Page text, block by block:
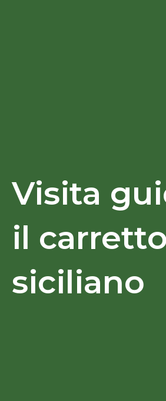
Visita
il carretto
siciliano